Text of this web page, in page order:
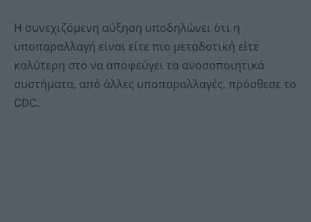
Η συνεχιζόμενη αύξηση υποδηλώνει ότι η
υποπαραλλαγή είναι είτε πιο μεταδοτική είτε
καλύτερη στο να αποφεύγει τα ανοσοποιητικά
συστήματα, από άλλες υποπαραλλαγές, πρόσθεσε το
CDC.